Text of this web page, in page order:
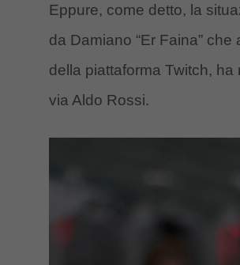
Eppure, come detto, la
da Damiano “Er Faina”
della piattaforma Twitch,
via Aldo Rossi.